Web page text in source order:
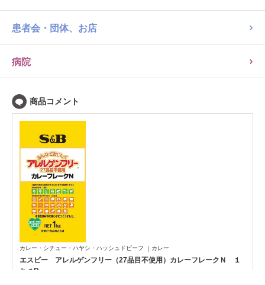
患者会・団体、お店
病院
カレー・シチュー・ハヤシ・ハッシュドビーフ カレー
エスビー アレルゲンフリー（27品目不使用）カレーフレークＮ １
ｋｇD